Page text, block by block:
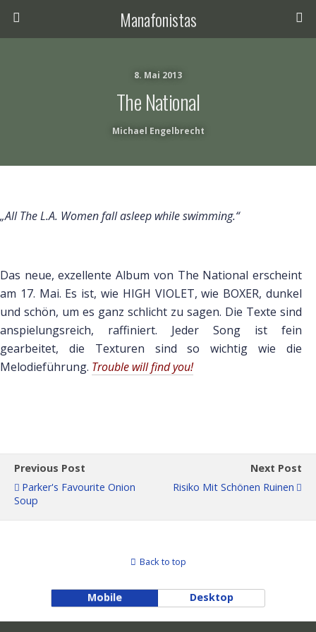
Manafonistas
8. Mai 2013
The National
Michael Engelbrecht
„All The L.A. Women fall asleep while swimming.“
Das neue, exzellente Album von The National erscheint
am 17. Mai. Es ist, wie HIGH VIOLET, wie BOXER, dunkel
und schön, um es ganz schlicht zu sagen. Die Texte sind
anspielungsreich, raffiniert. Jeder Song ist fein
gearbeitet, die Texturen sind so wichtig wie die
Melodieführung. Trouble will find you!
Previous Post
Parker's Favourite Onion
Soup
Next Post
Risiko Mit Schönen Ruinen
Back to top
Mobile Desktop